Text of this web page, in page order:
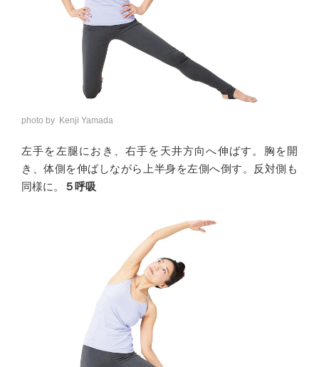
photo by Kenji Yamada
左手を左腿におき、右手を天井方向へ伸ばす。胸を開
き、体側を伸ばしながら上半身を左側へ倒す。反対側も
同様に。
５呼吸